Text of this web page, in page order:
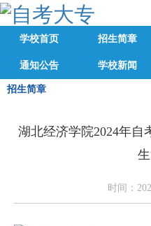
学校首页 招生简章
通知公告 学校新闻
招生简章
湖北经济学院2024年自
时间：